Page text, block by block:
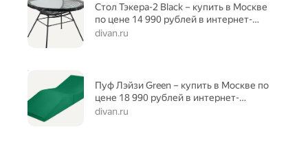
Стол Тэкера-2 Black – купить в Москве
по цене 14 990 рублей в интернет-
магазине
divan.ru
Пуф Лэйзи Green – купить в Москве по
цене 18 990 рублей в интернет-
магазине
divan.ru